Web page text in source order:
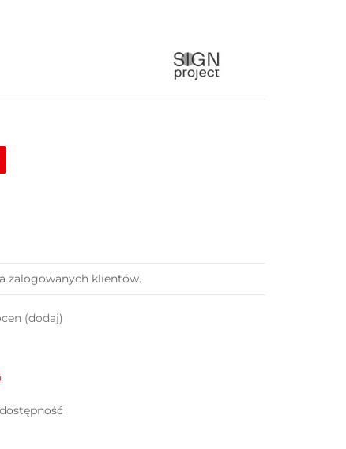
zalogowanych klientów.
(dodaj)